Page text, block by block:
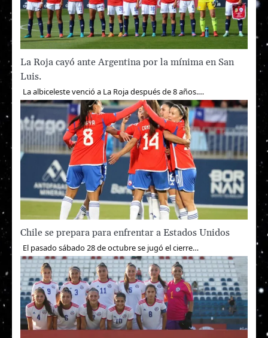
La Roja cayó ante Argentina por la mínima en San
Luis.
La albiceleste venció a La Roja después de 8 años.…
Chile se prepara para enfrentar a Estados Unidos
El pasado sábado 28 de octubre se jugó el cierre…